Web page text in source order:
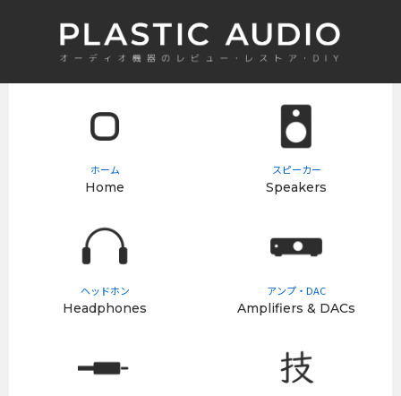
ホーム
Home
スピーカー
Speakers
ヘッドホン
Headphones
アンプ・DAC
Amplifiers & DACs